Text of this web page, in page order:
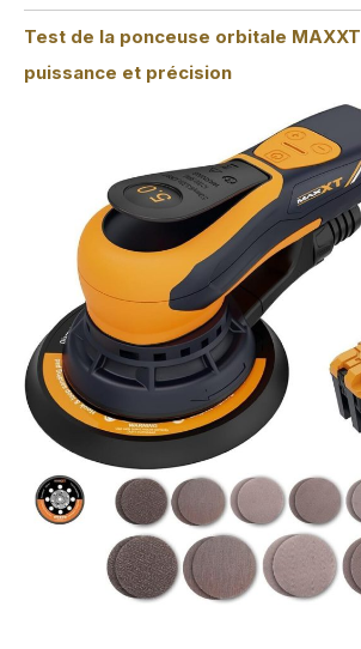
Test de la ponceuse orbitale
puissance et précision